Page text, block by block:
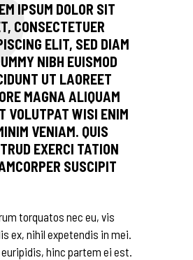
IPSUM DOLOR SIT
CONSECTETUER
ELIT, SED DIAM
NIBH EUISMOD
UT LAOREET
MAGNA ALIQUAM
VOLUTPAT WISI ENIM
VENIAM. QUIS
EXERCI TATION
SUSCIPIT
torquatos nec eu, vis
ex, nihil expetendis in mei.
euripidis, hinc partem ei est.